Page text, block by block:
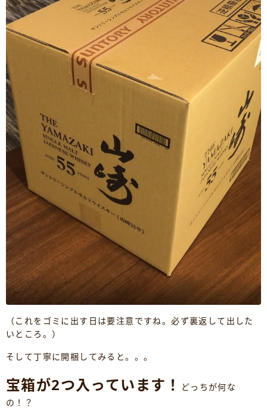
（これをゴミに出す日は要注意ですね。必ず裏返して出した
いところ。）
そして丁寧に開梱してみると。。。
宝箱が2つ入っています！
どっちが何な
の！？